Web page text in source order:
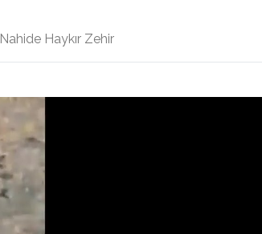
Nahide Haykır Zehir